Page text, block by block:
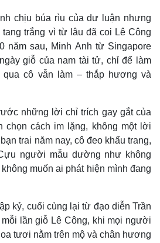
Multimedia
E-Magazine
Infographic
chịu búa rìu của dư luận nhưng
trắng vì từ lâu đã coi Lê Công
năm sau, Minh Anh từ Singapore
giỗ của nam tài tử, chỉ để làm
qua cô vẫn làm – thắp hương và
những lời chỉ trích gay gắt của
chọn cách im lặng, không một lời
trai năm nay, cô đeo khẩu trang,
người mẫu dường như không
muốn ai phát hiện mình đang
kỷ, cuối cùng lại từ đạo diễn Trần
lần giỗ Lê Công, khi mọi người
tươi nằm trên mộ và chân hương